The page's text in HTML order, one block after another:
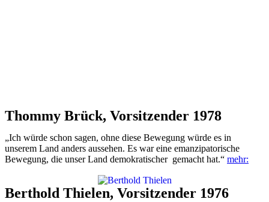
Thommy Brück, Vorsitzender 1978
„Ich würde schon sagen, ohne diese Bewegung würde es in
unserem Land anders aussehen. Es war eine emanzipatorische
Bewegung, die unser Land demokratischer gemacht hat.“ mehr:
Berthold Thielen, Vorsitzender 1976